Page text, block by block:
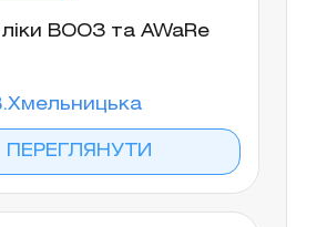
ліки ВООЗ та AWaRe
ПЕРЕГЛЯНУТИ